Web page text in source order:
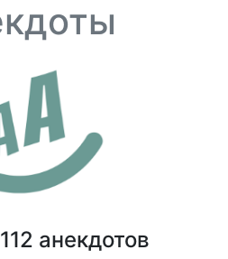
анекдотов